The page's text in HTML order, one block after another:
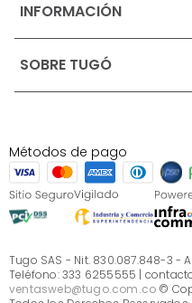
INFORMACIÓN
Ofertas vigentes
Términos, condiciones y
S.A.S
Términos, condiciones y
Instructivo cuidado de
Sé parte de Tugó
¿Quiénes somos?
Servicio al cliente
SOBRE TUGÓ
¿Quieres vender en Tugó?
Métodos de pago
Tugo SAS - Nit. 830.087.848-3 -
Teléfono: 333 6255555 |
ventasweb@tugo.com.co ©